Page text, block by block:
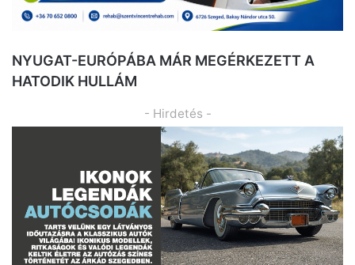
NYUGAT-EURÓPÁBA MÁR MEGÉRKEZETT A
HATODIK HULLÁM
- Hirdetés -